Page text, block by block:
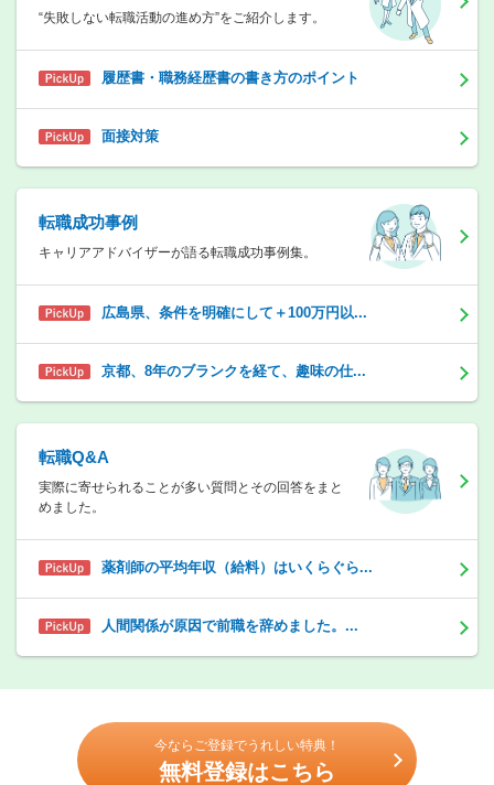
“失敗しない転職活動の進め方”をご紹介します。
履歴書・職務経歴書の書き方のポイント
面接対策
転職成功事例
キャリアアドバイザーが語る転職成功事例集。
広島県、条件を明確にして＋100万円以...
京都、8年のブランクを経て、趣味の仕...
転職Q&A
実際に寄せられることが多い質問とその回答をまと
めました。
薬剤師の平均年収（給料）はいくらぐら...
人間関係が原因で前職を辞めました。...
今ならご登録でうれしい特典！
無料登録はこちら